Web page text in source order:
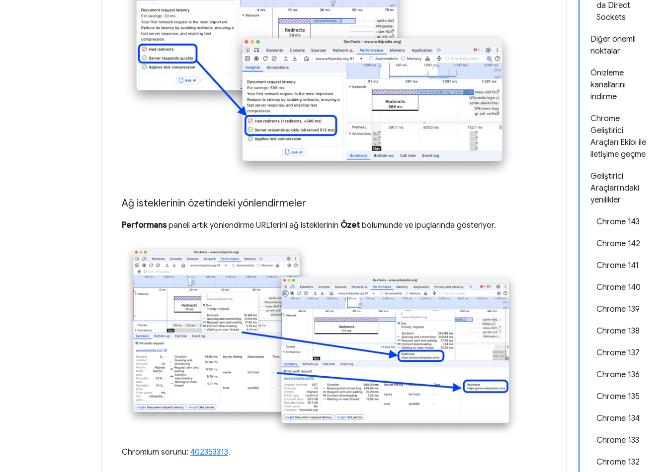
da Direct
Sockets
Diğer önemli
noktalar
Önizleme
kanallarını
indirme
Chrome
Geliştirici
Araçları Ekibi ile
iletişime geçme
Geliştirici
Araçları'ndaki
yenilikler
Chrome 143
Chrome 142
Chrome 141
Chrome 140
Chrome 139
Chrome 138
Chrome 137
Chrome 136
Chrome 135
Chrome 134
Chrome 133
Chrome 132
Ağ isteklerinin özetindeki yönlendirmeler
Performanspaneli artık yönlendirme URL'lerini ağ isteklerinin Özet bölümünde ve ipuçlarında gösteriyor.
Chromium sorunu: 402353313.